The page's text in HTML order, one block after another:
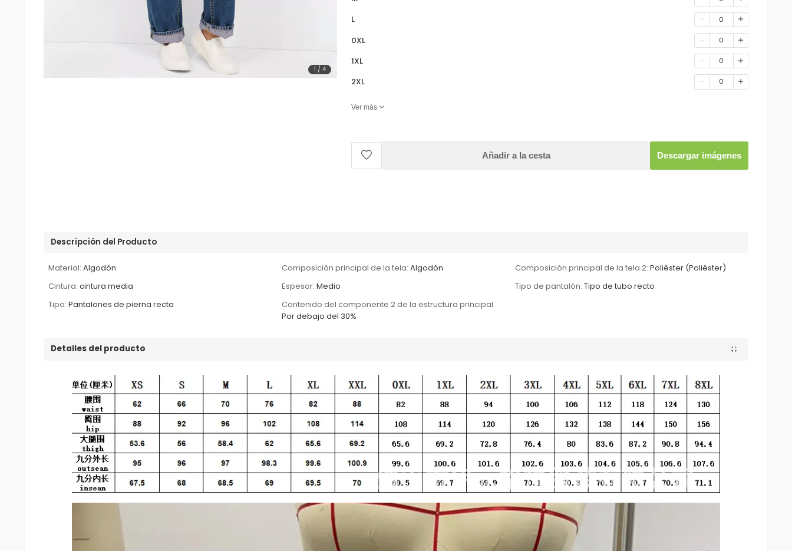
1 / 4
L 0
0XL 0
1XL 0
2XL 0
Ver más
Añadir a la cesta Descargar imágenes
Descripción del Producto
Material: Algodón Composición principal de la tela: Algodón Composición principal de la tela 2: Poliéster (Poliéster)
Cintura: cintura media Espesor: Medio Tipo de pantalón: Tipo de tubo recto
Tipo: Pantalones de pierna recta
Contenido del componente 2 de la estructura principal:
Por debajo del 30%
Detalles del producto